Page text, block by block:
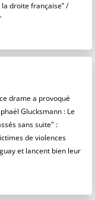
droite française” /
drame a provoqué
Glucksmann : Le
sans suite" :
de violences
et lancent bien leur